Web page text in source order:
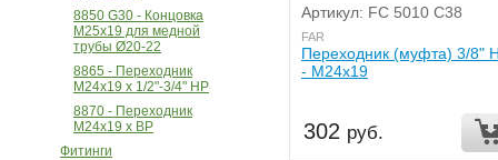
8850 G30 - Концовка
М25х19 для медной
трубы Ø20-22
8865 - Переходник
М24x19 х 1/2"-3/4" НР
8870 - Переходник
М24x19 х ВР
Фитинги
Артикул: FC 5010 C38
FAR
Переходник (муфта) 3/8"
- М24х19
302 руб.